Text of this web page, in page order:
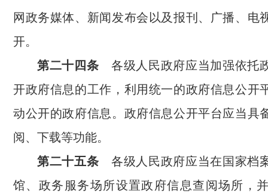
网政务媒体、新闻发布会以及报刊、广播、电
开。
第二十四条 各级人民政府应当加强依托
开政府信息的工作，利用统一的政府信息公开
动公开的政府信息。政府信息公开平台应当具
阅、下载等功能。
第二十五条 各级人民政府应当在国家档
馆、政务服务场所设置政府信息查阅场所，